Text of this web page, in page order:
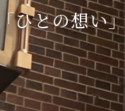
「ひとの想い」